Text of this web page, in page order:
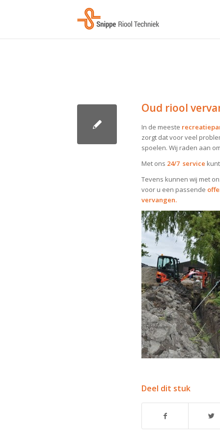
Oud riool
In de meeste
zorgt dat voor veel
spoelen. Wij raden aan
Met ons 24/7 service
Tevens kunnen wij met
voor u een passende
vervangen.
Deel dit stuk